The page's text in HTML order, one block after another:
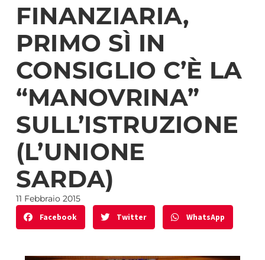
FINANZIARIA,
PRIMO SÌ IN
CONSIGLIO C’È LA
“MANOVRINA”
SULL’ISTRUZIONE
(L’UNIONE
SARDA)
11 Febbraio 2015
Facebook Twitter WhatsApp